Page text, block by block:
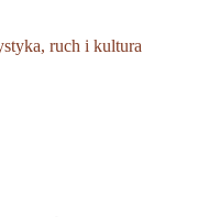
ruch i kultura